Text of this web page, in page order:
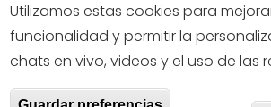
Utilizamos estas cookies para
funcionalidad y permitir la
chats en vivo, videos y el uso de las
Portal de la Concejalía de Turismo (Ayuntamiento
Municipal de Turismo de Segovia